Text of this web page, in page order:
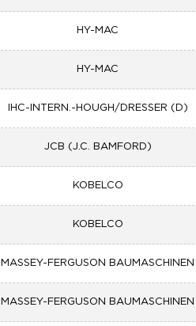
HY-MAC
HY-MAC
IHC-INTERN.-HOUGH/DRESSER (D)
JCB (J.C. BAMFORD)
KOBELCO
KOBELCO
MASSEY-FERGUSON BAUMASCHINEN
MASSEY-FERGUSON BAUMASCHINEN